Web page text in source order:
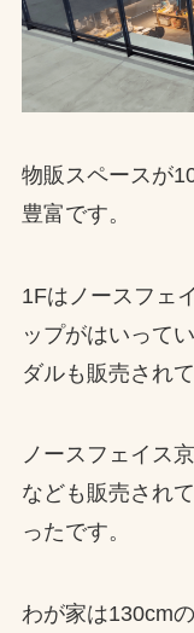
物販スペースが
豊富です。
1Fはノースフェ
ップがはいって
ダルも販売され
ノースフェイス
なども販売され
ったです。
わが家は130cm